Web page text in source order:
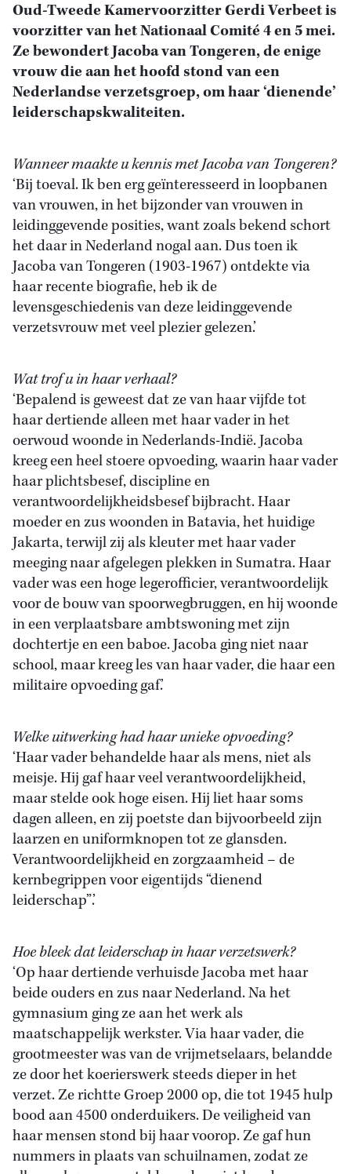
Oud-Tweede Kamervoorzitter Gerdi Verbeet is
voorzitter van het Nationaal Comité 4 en 5 mei.
Ze bewondert Jacoba van Tongeren, de enige
vrouw die aan het hoofd stond van een
Nederlandse verzetsgroep, om haar ‘dienende’
leiderschapskwaliteiten.
Wanneer maakte u kennis met Jacoba van Tongeren?
‘Bij toeval. Ik ben erg geïnteresseerd in loopbanen
van vrouwen, in het bijzonder van vrouwen in
leidinggevende posities, want zoals bekend schort
het daar in Nederland nogal aan. Dus toen ik
Jacoba van Tongeren (1903-1967) ontdekte via
haar recente biografie, heb ik de
levensgeschiedenis van deze leidinggevende
verzetsvrouw met veel plezier gelezen.’
Wat trof u in haar verhaal?
‘Bepalend is geweest dat ze van haar vijfde tot
haar dertiende alleen met haar vader in het
oerwoud woonde in Nederlands-Indië. Jacoba
kreeg een heel stoere opvoeding, waarin haar vader
haar plichtsbesef, discipline en
verantwoordelijkheidsbesef bijbracht. Haar
moeder en zus woonden in Batavia, het huidige
Jakarta, terwijl zij als kleuter met haar vader
meeging naar afgelegen plekken in Sumatra. Haar
vader was een hoge legerofficier, verantwoordelijk
voor de bouw van spoorwegbruggen, en hij woonde
in een verplaatsbare ambtswoning met zijn
dochtertje en een baboe. Jacoba ging niet naar
school, maar kreeg les van haar vader, die haar een
militaire opvoeding gaf.’
Welke uitwerking had haar unieke opvoeding?
‘Haar vader behandelde haar als mens, niet als
meisje. Hij gaf haar veel verantwoordelijkheid,
maar stelde ook hoge eisen. Hij liet haar soms
dagen alleen, en zij poetste dan bijvoorbeeld zijn
laarzen en uniformknopen tot ze glansden.
Verantwoordelijkheid en zorgzaamheid – de
kernbegrippen voor eigentijds “dienend
leiderschap”.’
Hoe bleek dat leiderschap in haar verzetswerk?
‘Op haar dertiende verhuisde Jacoba met haar
beide ouders en zus naar Nederland. Na het
gymnasium ging ze aan het werk als
maatschappelijk werkster. Via haar vader, die
grootmeester was van de vrijmetselaars, belandde
ze door het koerierswerk steeds dieper in het
verzet. Ze richtte Groep 2000 op, die tot 1945 hulp
bood aan 4500 onderduikers. De veiligheid van
haar mensen stond bij haar voorop. Ze gaf hun
nummers in plaats van schuilnamen, zodat ze